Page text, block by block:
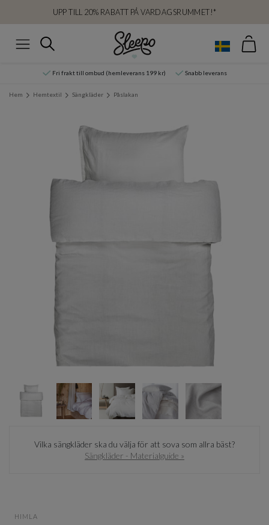
UPP TILL 20% RABATT PÅ VARDAGSRUMMET!*
Sök
Fri frakt till ombud (hemleverans 199 kr) Snabb leverans
Hem Hemtextil Sängkläder Påslakan
Vilka sängkläder ska du välja för att sova som allra bäst?
Sängkläder - Materialguide »
HIMLA